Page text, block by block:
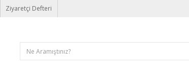
Ziyaretçi Defteri